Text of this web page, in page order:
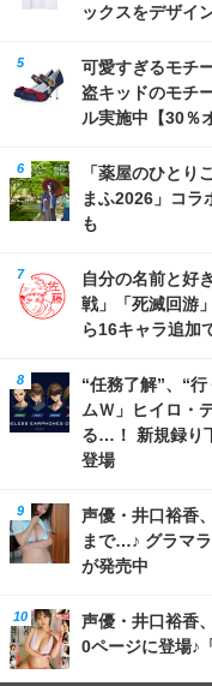
ックスをデザイ
可愛すぎるモチ
盗キッドのモチ
ル実施中【30％
「薬屋のひと
まふ2026」コラ
も
自分の名前と好
戦」「死滅回游
ら16キャラ追加
“任務了解”、“
ムＷ」ヒイロ・
る…！ 新規録り
登場
声優・井口裕香
まで…♪ グラマ
が発売中
声優・井口裕香
0ページに登場♪